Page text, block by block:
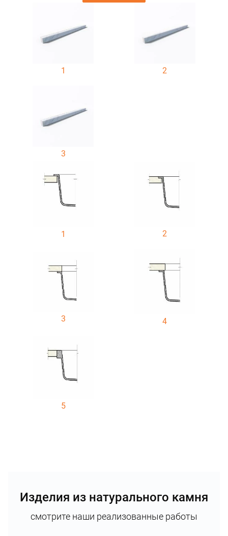
1 2
3
1 2
3 4
5
Изделия из натурального камня
смотрите наши реализованные работы